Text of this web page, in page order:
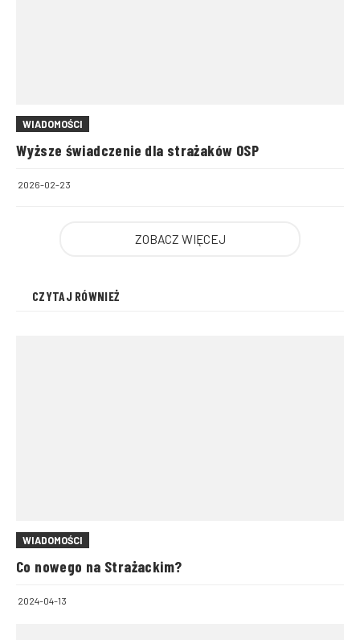
WIADOMOŚCI
Wyższe świadczenie dla strażaków OSP
2026-02-23
ZOBACZ WIĘCEJ
CZYTAJ RÓWNIEŻ
WIADOMOŚCI
Co nowego na Strażackim?
2024-04-13